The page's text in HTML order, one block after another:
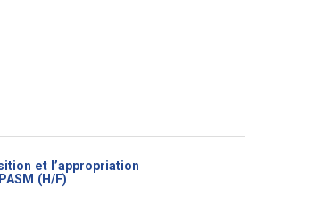
et l’appropriation
(H/F)